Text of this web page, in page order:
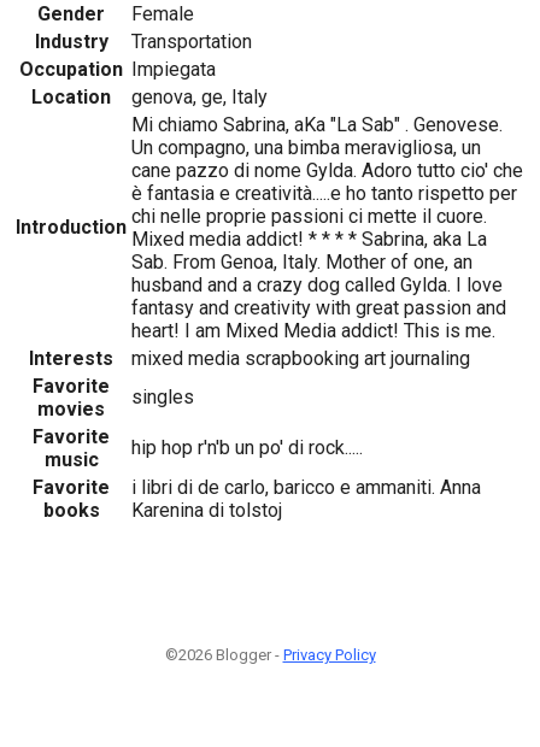
Gender
Female
Industry
Transportation
Occupation Impiegata
Location
genova, ge, Italy
Introduction
Mi chiamo Sabrina, aKa "La Sab" . Genovese.
Un compagno, una bimba meravigliosa, un
cane pazzo di nome Gylda. Adoro tutto cio' che
è fantasia e creatività.....e ho tanto rispetto per
chi nelle proprie passioni ci mette il cuore.
Mixed media addict! * * * * Sabrina, aka La
Sab. From Genoa, Italy. Mother of one, an
husband and a crazy dog called Gylda. I love
fantasy and creativity with great passion and
heart! I am Mixed Media addict! This is me.
Interests
mixed media scrapbooking art journaling
Favorite
movies
singles
Favorite
music
hip hop r'n'b un po' di rock.....
Favorite
books
i libri di de carlo, baricco e ammaniti. Anna
Karenina di tolstoj
©2026 Blogger - Privacy Policy